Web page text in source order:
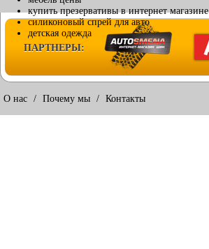
купить презервативы в интернет магазине
силиконовый спрей для авто
детская одежда
ПАРТНЕРЫ:
О нас / Почему мы / Контакты